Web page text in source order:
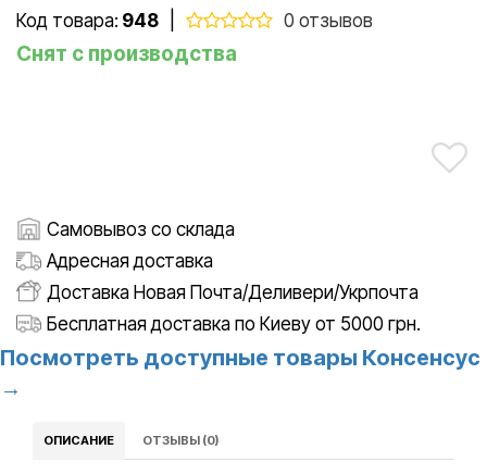
Код товара: 948 0 отзывов
Снят с производства
Самовывоз со склада
Адресная доставка
Доставка Новая Почта/Деливери/Укрпочта
Бесплатная доставка по Киеву от 5000 грн.
Посмотреть доступные товары Консенсус
→
ОПИСАНИЕ ОТЗЫВЫ (0)